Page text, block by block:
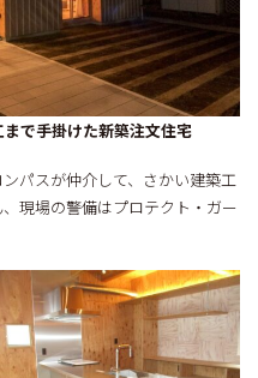
で手掛けた新築注文住宅
パスが仲介して、さかい建築工
現場の警備はプロテクト・ガー